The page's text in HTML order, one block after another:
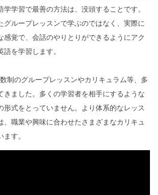
学学習で最善の方法は、没頭することです。
グループレッスンで学ぶのではなく、実際に
感覚で、会話のやりとりができるようにアク
を学習します。
制のグループレッスンやカリキュラム等、多
きました。多くの学習者を相手にするような
形式をとっていません。より体系的なレッス
、職業や興味に合わせたさまざまなカリキュ
す。